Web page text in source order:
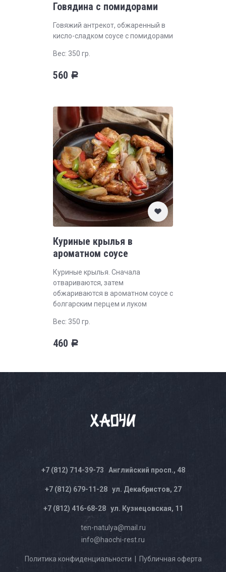
Говядина с помидорами
Говяжий антрекот, обжаренный в
кисло-сладком соусе с помидорами
Вес: 350 гр.
560 Р
Куриные крылья в
ароматном соусе
Куриные крылья. Сначала
отвариваются, затем
обжариваются в ароматном соусе с
болгарским перцем и луком
Вес: 350 гр.
460 Р
+7 (812) 714-39-73 Английский просп., 48
+7 (812) 679-11-28 ул. Декабристов, 27
+7 (812) 416-68-28 ул. Кузнецовская, 11
ten-natulya@mail.ru
info@haochi-rest.ru
Политика конфиденциальности Публичная оферта